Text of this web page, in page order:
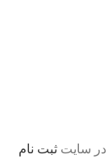
در سایت ثبت نام